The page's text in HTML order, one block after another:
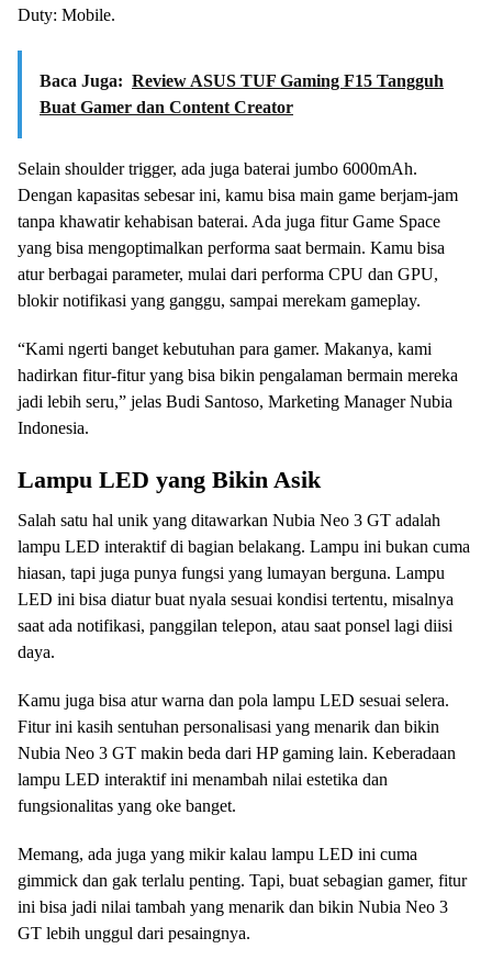
Duty: Mobile.
Baca Juga: Review ASUS TUF Gaming F15 Tangguh
Buat Gamer dan Content Creator
Selain shoulder trigger, ada juga baterai jumbo 6000mAh.
Dengan kapasitas sebesar ini, kamu bisa main game berjam-jam
tanpa khawatir kehabisan baterai. Ada juga fitur Game Space
yang bisa mengoptimalkan performa saat bermain. Kamu bisa
atur berbagai parameter, mulai dari performa CPU dan GPU,
blokir notifikasi yang ganggu, sampai merekam gameplay.
“Kami ngerti banget kebutuhan para gamer. Makanya, kami
hadirkan fitur-fitur yang bisa bikin pengalaman bermain mereka
jadi lebih seru,” jelas Budi Santoso, Marketing Manager Nubia
Indonesia.
Lampu LED yang Bikin Asik
Salah satu hal unik yang ditawarkan Nubia Neo 3 GT adalah
lampu LED interaktif di bagian belakang. Lampu ini bukan cuma
hiasan, tapi juga punya fungsi yang lumayan berguna. Lampu
LED ini bisa diatur buat nyala sesuai kondisi tertentu, misalnya
saat ada notifikasi, panggilan telepon, atau saat ponsel lagi diisi
daya.
Kamu juga bisa atur warna dan pola lampu LED sesuai selera.
Fitur ini kasih sentuhan personalisasi yang menarik dan bikin
Nubia Neo 3 GT makin beda dari HP gaming lain. Keberadaan
lampu LED interaktif ini menambah nilai estetika dan
fungsionalitas yang oke banget.
Memang, ada juga yang mikir kalau lampu LED ini cuma
gimmick dan gak terlalu penting. Tapi, buat sebagian gamer, fitur
ini bisa jadi nilai tambah yang menarik dan bikin Nubia Neo 3
GT lebih unggul dari pesaingnya.